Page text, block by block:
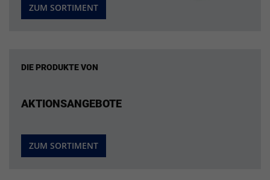
ZUM SORTIMENT
DIE PRODUKTE VON
AKTIONSANGEBOTE
ZUM SORTIMENT